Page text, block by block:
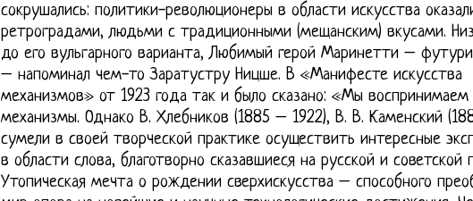
сокрушались: политики-революционеры в области искусства
ретроградами, людьми с традиционными (мещанским) вкусами.
до его вульгарного варианта, Любимый герой Маринетти –
– напоминал чем-то Заратустру Ницше. В «Манифесте искусства
механизмов» от 1923 года так и было сказано: «Мы воспринимаем
механизмы. Однако В. Хлебников (1885 – 1922), В. В. Каменский
сумели в своей творческой практике осуществить интересные
в области слова, благотворно сказавшиеся на русской и советской
Утопическая мечта о рождении сверхискусства – способного